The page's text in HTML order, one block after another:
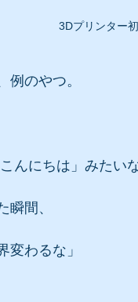
3Dプリンター
例のやつ。
んにちは」みたいな
瞬間、
変わるな」